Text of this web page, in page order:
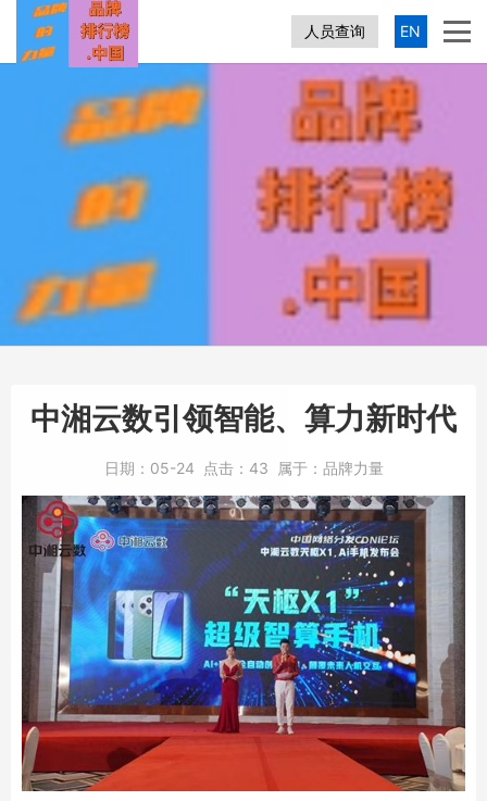
人员查询 EN
中湘云数引领智能、算力新时代
日期： 05-24 点击： 43 属于： 品牌力量